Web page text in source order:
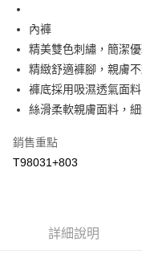
【繳款方式說明】
1.分期款項不併入電信帳單
2.透過簡訊連結打開帳單後
帳／街口支付／iPASS
【注意事項】
用戶於交易時，得透過本服
買賣價金債權讓與本公司後
２．便利：只要手機號碼，
３．安心：先確認商品／服
【「AFTEE先享後付」結帳
１．於結帳方式選擇「
２．訂單成立數日內，您將
３．收到繳費通知簡訊後14
※ 請注意：結帳手續完成當
後付繳納相關費用。
【注意事項】
會員帳號後，即可在購物車
ATM付款
貨到付款
運送方式
全家取貨付款
付款後全家取貨
每筆NT$80，滿NT$799(
內褲
精美雙色刺繡，簡潔
精緻舒適褲腳，親膚
褲底採用吸濕透氣面
絲滑柔軟親膚面料，
銷售重點
T98031+803
詳細說明